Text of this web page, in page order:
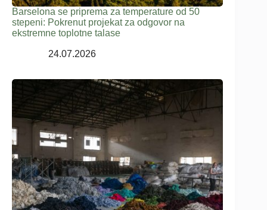
Barselona se priprema za temperature od 50
stepeni: Pokrenut projekat za odgovor na
ekstremne toplotne talase
24.07.2026